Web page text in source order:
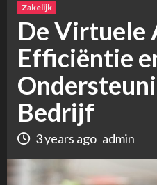
Zakelijk
De Virtuele
Efficiëntie
Bedrijf
3 years ago admin